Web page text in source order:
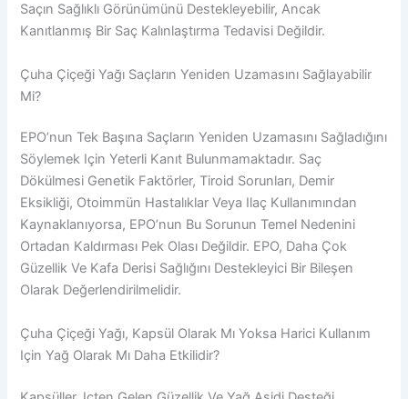
Saçın Sağlıklı Görünümünü Destekleyebilir, Ancak
Kanıtlanmış Bir Saç Kalınlaştırma Tedavisi Değildir.
Çuha Çiçeği Yağı Saçların Yeniden Uzamasını Sağlayabilir
Mi?
EPO’nun Tek Başına Saçların Yeniden Uzamasını Sağladığını
Söylemek Için Yeterli Kanıt Bulunmamaktadır. Saç
Dökülmesi Genetik Faktörler, Tiroid Sorunları, Demir
Eksikliği, Otoimmün Hastalıklar Veya Ilaç Kullanımından
Kaynaklanıyorsa, EPO’nun Bu Sorunun Temel Nedenini
Ortadan Kaldırması Pek Olası Değildir. EPO, Daha Çok
Güzellik Ve Kafa Derisi Sağlığını Destekleyici Bir Bileşen
Olarak Değerlendirilmelidir.
Çuha Çiçeği Yağı, Kapsül Olarak Mı Yoksa Harici Kullanım
Için Yağ Olarak Mı Daha Etkilidir?